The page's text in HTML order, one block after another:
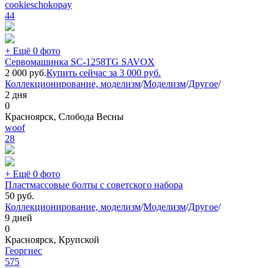
cookieschokopay
44
+ Ещё 0 фото
Сервомашинка SC-1258TG SAVOX
2 000 руб.Купить сейчас за 3 000 руб.
Коллекционирование, моделизм/Моделизм/Другое/
2 дня
0
Красноярск, Слобода Весны
woof
28
+ Ещё 0 фото
Пластмассовые болты с советского набора
50 руб.
Коллекционирование, моделизм/Моделизм/Другое/
9 дней
0
Красноярск, Крупской
Георгиec
575